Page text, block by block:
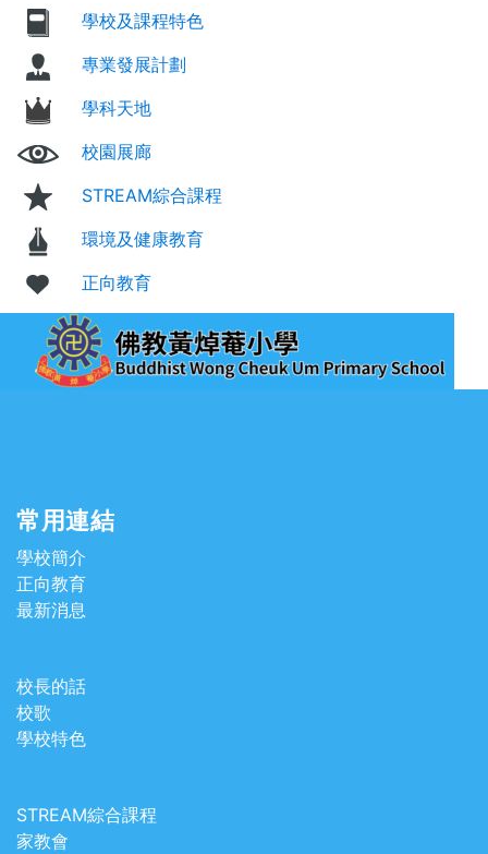
學校及課程特色
專業發展計劃
學科天地
校園展廊
STREAM綜合課程
環境及健康教育
正向教育
常用連結
學校簡介
正向教育
最新消息
校長的話
校歌
學校特色
STREAM綜合課程
家教會